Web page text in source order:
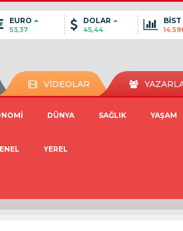
EURO
53,37
DOLAR
45,44
BİST
VİDEOLAR
DÜNYA SAĞLIK YAŞAM
YEREL